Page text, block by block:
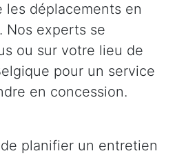
déplacements en
Nos experts se
ou sur votre lieu de
pour un service
en concession.
planifier un entretien